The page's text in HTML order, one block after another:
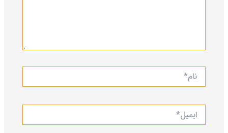
نام*
ایمیل*